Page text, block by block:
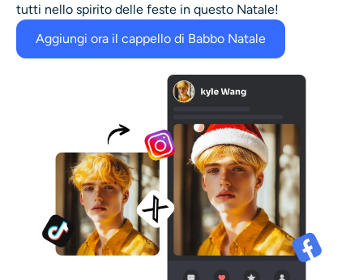
tutti nello spirito delle feste in questo Natale!
Aggiungi ora il cappello di Babbo Natale